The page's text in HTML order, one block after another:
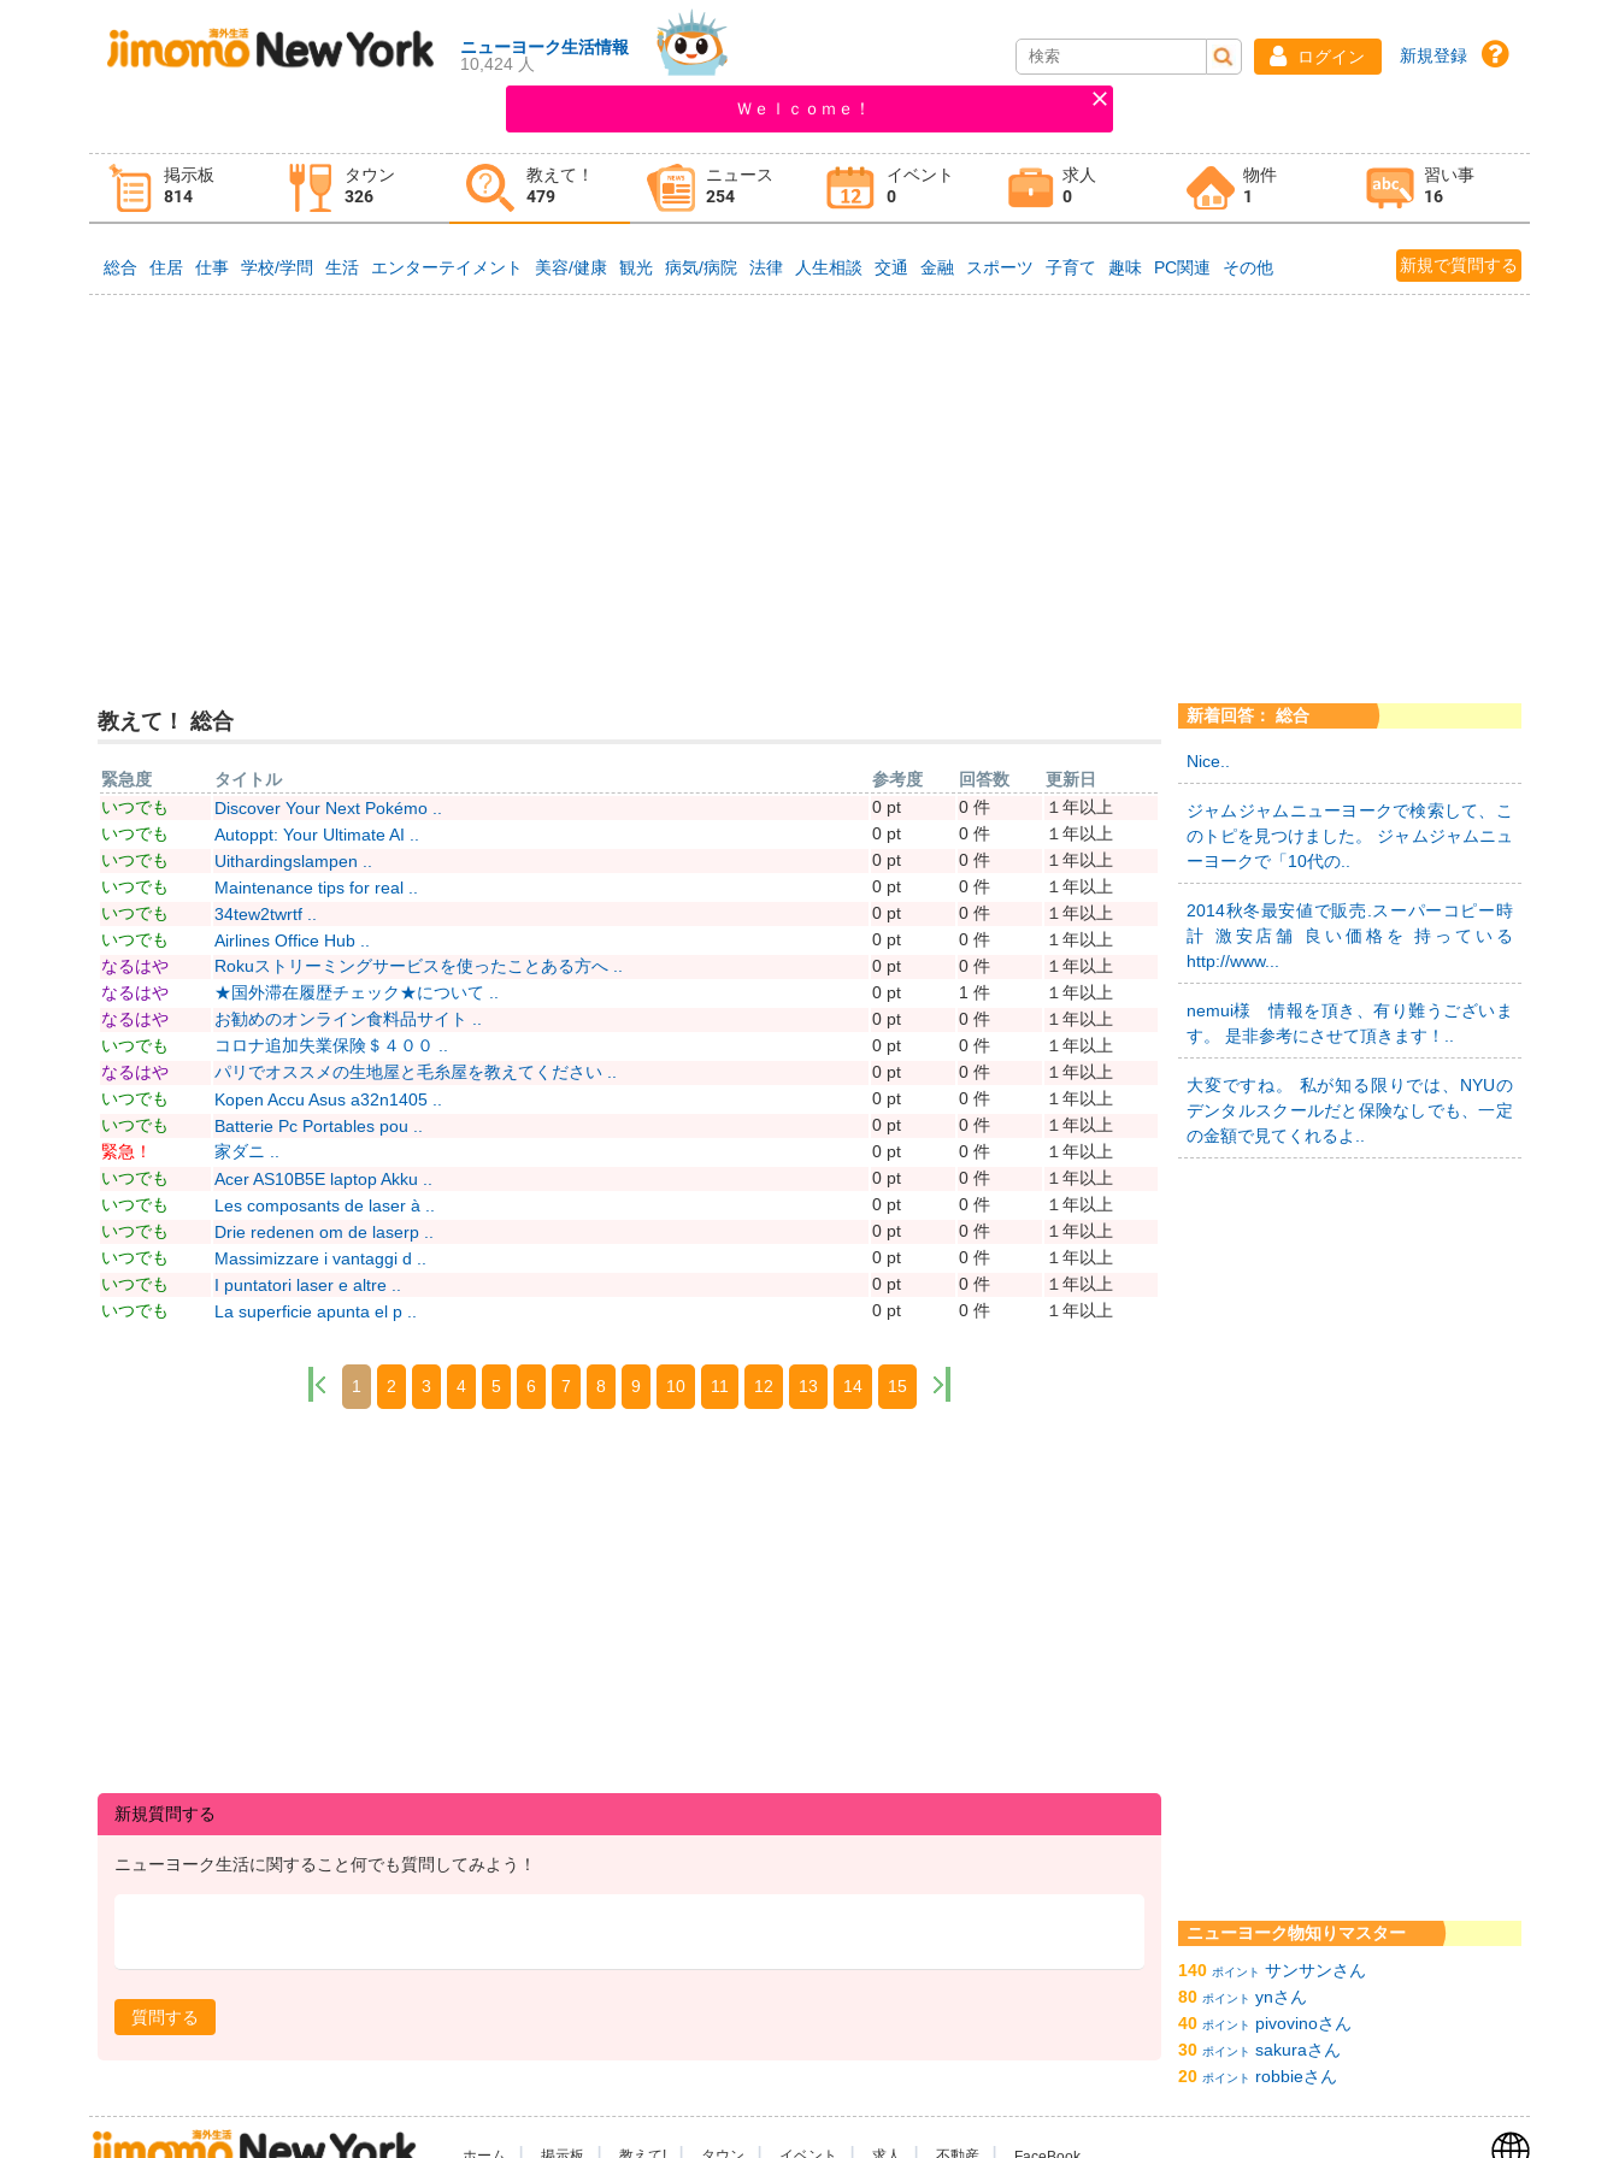
ニューヨーク生活情報
10,424 人
ログイン 新規登録
Ｗｅｌｃｏｍｅ！
掲示板
814
タウン
326
教えて！
479
ニュース
254
イベント
0
求人
0
物件
1
習い事
16
タウン情報 教えて！
イベント 求人
総合 住居 仕事 学校/学問 生活 エンターテイメント 美容/健康 観光 病気/病院 法律 人生相談 交通 金融 スポーツ 子育て 趣味 PC関連 その他 新規で質問する
教えて！ 総合
緊急度 タイトル 参考度 回答数
更新日
いつでも
Discover Your Next Pokémo .. 0 pt 0 件
１年以上
いつでも
Autoppt: Your Ultimate AI .. 0 pt 0 件
１年以上
いつでも
Uithardingslampen .. 0 pt 0 件
１年以上
いつでも
Maintenance tips for real .. 0 pt 0 件
１年以上
いつでも
34tew2twrtf .. 0 pt 0 件
１年以上
いつでも
Airlines Office Hub .. 0 pt 0 件
１年以上
なるはや
Rokuストリーミングサービスを使ったことある方へ .. 0 pt 0 件
１年以上
なるはや
★国外滞在履歴チェック★について .. 0 pt 1 件
１年以上
なるはや
お勧めのオンライン食料品サイト .. 0 pt 0 件
１年以上
いつでも
コロナ追加失業保険＄４００ .. 0 pt 0 件
１年以上
なるはや
パリでオススメの生地屋と毛糸屋を教えてください .. 0 pt 0 件
１年以上
いつでも
Kopen Accu Asus a32n1405 .. 0 pt 0 件
１年以上
いつでも
Batterie Pc Portables pou .. 0 pt 0 件
１年以上
緊急！
家ダニ .. 0 pt 0 件
１年以上
いつでも
Acer AS10B5E laptop Akku .. 0 pt 0 件
１年以上
いつでも
Les composants de laser à .. 0 pt 0 件
１年以上
いつでも
Drie redenen om de laserp .. 0 pt 0 件
１年以上
いつでも
Massimizzare i vantaggi d .. 0 pt 0 件
１年以上
いつでも
I puntatori laser e altre .. 0 pt 0 件
１年以上
いつでも
La superficie apunta el p .. 0 pt 0 件 １年以上
1 2 3 4 5 6 7 8 9 10 11 12 13 14 15
新規質問する
ニューヨーク生活に関すること何でも質問してみよう！
質問する
新着回答： 総合
Nice..
ジャムジャムニューヨークで検索して、こ
のトピを見つけました。 ジャムジャムニュ
ーヨークで「10代の..
2014秋冬最安値で販売.スーパーコピー時
計 激安店舗 良い価格を 持っている
http://www...
nemui様 情報を頂き、有り難うございま
す。 是非参考にさせて頂きます！..
大変ですね。 私が知る限りでは、NYUの
デンタルスクールだと保険なしでも、一定
の金額で見てくれるよ..
ニューヨーク物知りマスター
140 ポイント サンサンさん
80 ポイント ynさん
40 ポイント
pivovinoさん
30 ポイント sakuraさん
20 ポイント robbieさん